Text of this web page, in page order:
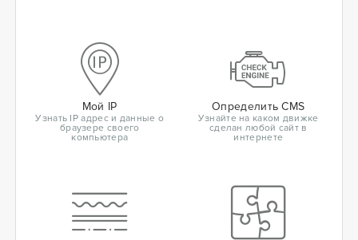
Мой IP
Узнать IP адрес и данные о
браузере своего
компьютера
Определить CMS
Узнайте на каком движке
сделан любой сайт в
интернете